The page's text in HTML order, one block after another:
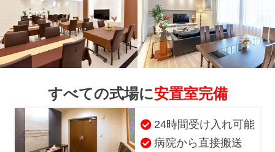
すべての式場に安置室完備
24時間受け入れ可能
病院から直接搬送